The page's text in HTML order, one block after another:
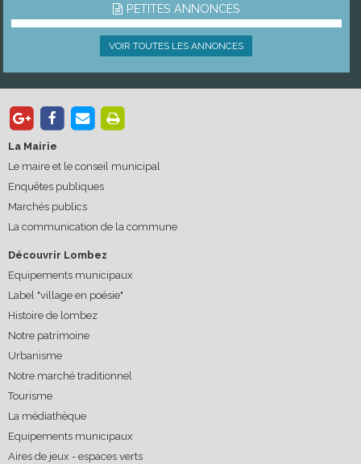
PETITES ANNONCES
VOIR TOUTES LES ANNONCES
La Mairie
Le maire et le conseil municipal
Enquêtes publiques
Marchés publics
La communication de la commune
Découvrir Lombez
Equipements municipaux
Label "village en poésie"
Histoire de lombez
Notre patrimoine
Urbanisme
Notre marché traditionnel
Tourisme
La médiathèque
Equipements municipaux
Aires de jeux - espaces verts